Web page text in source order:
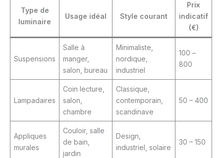
Type de
luminaire
Usage idéal Style courant
Prix
indicatif
(€)
Suspensions
Salle à
manger,
salon, bureau
Minimaliste,
nordique,
industriel
100 –
800
Lampadaires
Coin lecture,
salon,
chambre
Classique,
contemporain,
scandinave
50 – 400
Appliques
murales
Couloir, salle
de bain,
jardin
Design,
industriel, solaire
30 – 150